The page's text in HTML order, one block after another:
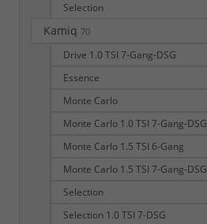
Selection
Kamiq 70
Drive 1.0 TSI 7-Gang-DSG
Essence
Monte Carlo
Monte Carlo 1.0 TSI 7-Gang-DSG
Monte Carlo 1.5 TSI 6-Gang
Monte Carlo 1.5 TSI 7-Gang-DSG
Selection
Selection 1.0 TSI 7-DSG